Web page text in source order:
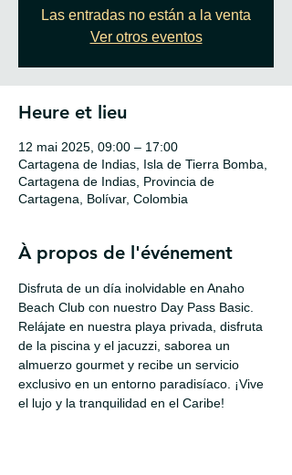
Las entradas no están a la venta
Ver otros eventos
Heure et lieu
12 mai 2025, 09:00 – 17:00
Cartagena de Indias, Isla de Tierra Bomba,
Cartagena de Indias, Provincia de
Cartagena, Bolívar, Colombia
À propos de l'événement
Disfruta de un día inolvidable en Anaho
Beach Club con nuestro Day Pass Basic.
Relájate en nuestra playa privada, disfruta
de la piscina y el jacuzzi, saborea un
almuerzo gourmet y recibe un servicio
exclusivo en un entorno paradisíaco. ¡Vive
el lujo y la tranquilidad en el Caribe!